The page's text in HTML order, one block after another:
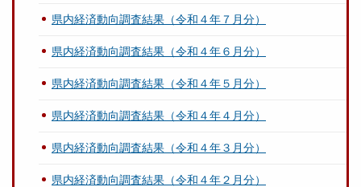
県内経済動向調査結果（令和４年７月分）
県内経済動向調査結果（令和４年６月分）
県内経済動向調査結果（令和４年５月分）
県内経済動向調査結果（令和４年４月分）
県内経済動向調査結果（令和４年３月分）
県内経済動向調査結果（令和４年２月分）